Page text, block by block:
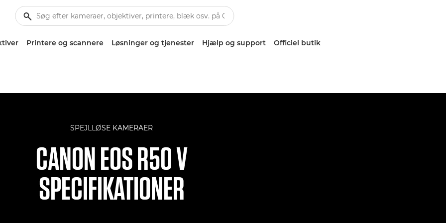
Printere og scannere Løsninger og tjenester Hjælp og support Officiel butik
SPEJLLØSE KAMERAER
CANON EOS R50 V
SPECIFIKATIONER